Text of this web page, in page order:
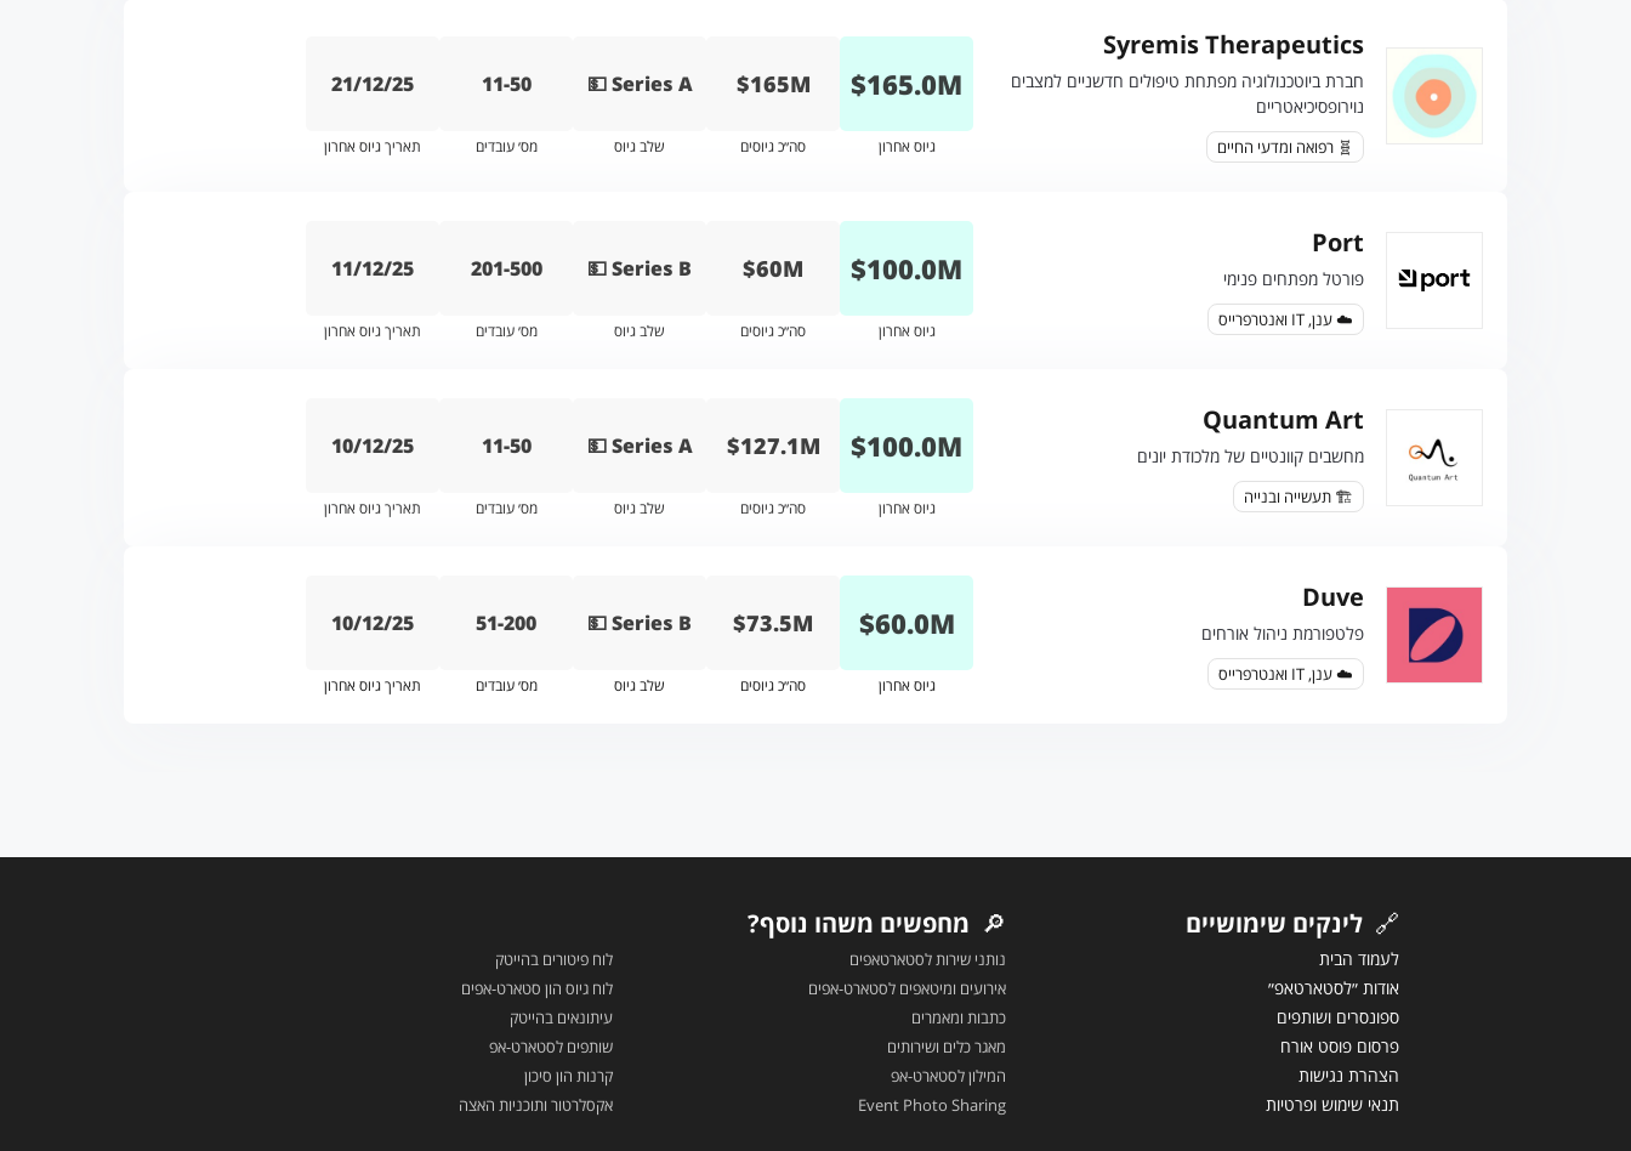
Syremis Therapeutics
חברת ביוטכנולוגיה מפתחת טיפולים חדשניים למצבים
נוירופסיכיאטריים
🧬 רפואה ומדעי החיים
M
165.0
$
גיוס אחרון
$165M
סה״כ גיוסים
💵 Series A
שלב גיוס
11-50
מס׳ עובדים
21/12/25
תאריך גיוס אחרון
Port
פורטל מפתחים פנימי
☁️ ענן, IT ואנטרפרייס
M
100.0
$
גיוס אחרון
$60M
סה״כ גיוסים
💵 Series B
שלב גיוס
201-500
מס׳ עובדים
11/12/25
תאריך גיוס אחרון
Quantum Art
מחשבים קוונטיים של מלכודת יונים
🏗️ תעשייה ובנייה
M
100.0
$
גיוס אחרון
$127.1M
סה״כ גיוסים
💵 Series A
שלב גיוס
11-50
מס׳ עובדים
10/12/25
תאריך גיוס אחרון
Duve
פלטפורמת ניהול אורחים
☁️ ענן, IT ואנטרפרייס
M
60.0
$
גיוס אחרון
$73.5M
סה״כ גיוסים
💵 Series B
שלב גיוס
51-200
מס׳ עובדים
10/12/25
תאריך גיוס אחרון
🔗 לינקים שימושיים
לעמוד הבית
אודות ״לסטארטאפ״
ספונסרים ושותפים
פרסום פוסט אורח
הצהרת נגישות
תנאי שימוש ופרטיות
🔎 מחפשים משהו נוסף?
נותני שירות לסטארטאפים
אירועים ומיטאפים לסטארט-אפים
כתבות ומאמרים
מאגר כלים ושירותים
המילון לסטארט-אפ
Event Photo Sharing
לוח פיטורים בהייטק
לוח גיוס הון סטארט-אפים
עיתונאים בהייטק
שותפים לסטארט-אפ
קרנות הון סיכון
אקסלרטור ותוכניות האצה